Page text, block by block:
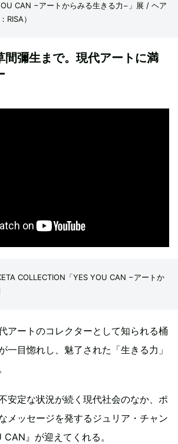
CAN −アートからみる生きる力−」展 / ヘア
RISA）
間彌生まで。現代アートに満
COLLECTION「YES YOU CAN −アートか
アートのコレクターとして知られる桶
一目惚れし、魅了された「生きる力」
安定な状況が続く現代社会のなか、ポ
メッセージを発するジュリア・チャン
』が迎えてくれる。